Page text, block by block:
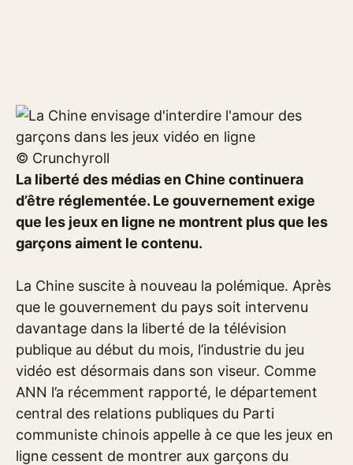
© Crunchyroll
La liberté des médias en Chine continuera
d’être réglementée. Le gouvernement exige
que les jeux en ligne ne montrent plus que les
garçons aiment le contenu.
La Chine suscite à nouveau la polémique. Après
que le gouvernement du pays soit intervenu
davantage dans la liberté de la télévision
publique au début du mois, l’industrie du jeu
vidéo est désormais dans son viseur. Comme
ANN l’a récemment rapporté, le département
central des relations publiques du Parti
communiste chinois appelle à ce que les jeux en
ligne cessent de montrer aux garçons du